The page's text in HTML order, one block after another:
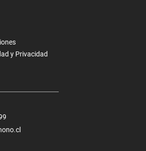
y Privacidad